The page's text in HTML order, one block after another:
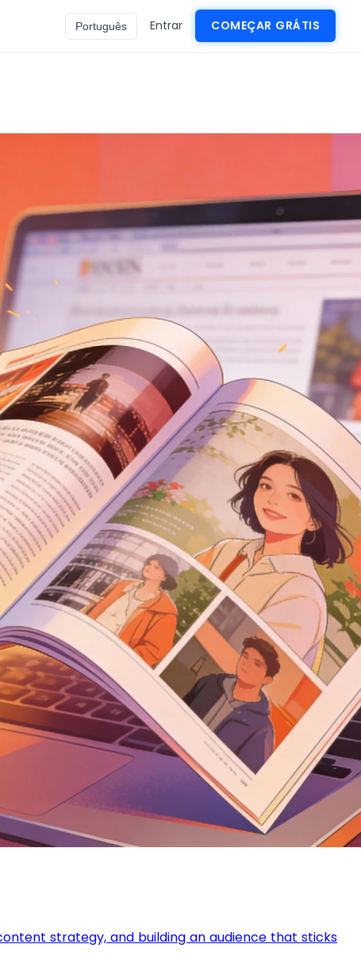
Português Entrar COMEÇAR GRÁTIS
strategy, and building an audience that sticks